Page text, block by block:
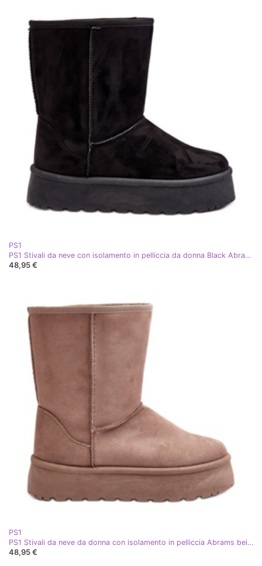
PS1
PS1 Stivali da neve con isolamento in pelliccia da donna Black Abrams nero
48,95 €
PS1
PS1 Stivali da neve da donna con isolamento in pelliccia Abrams beige scuro
48,95 €